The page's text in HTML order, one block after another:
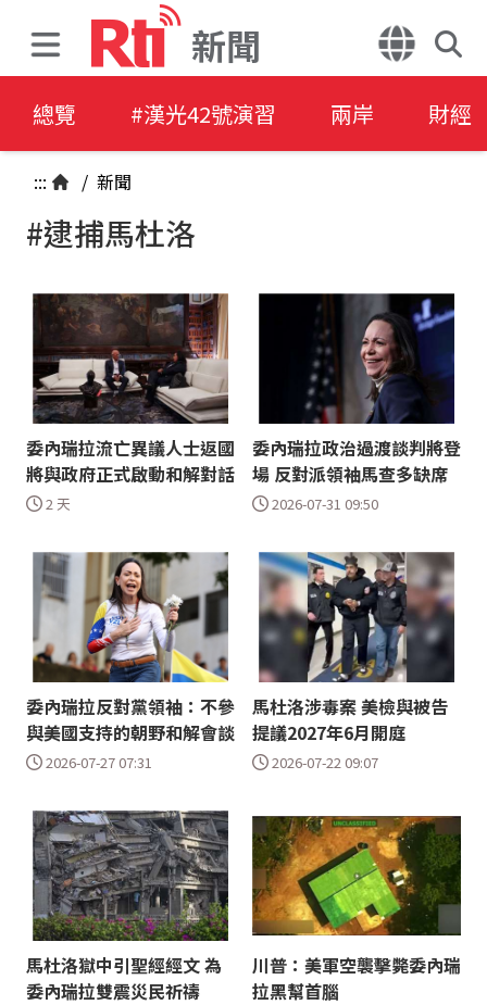
新聞
總覽 #漢光42號演習 兩岸 財經
::: / 新聞
#逮捕馬杜洛
委內瑞拉流亡異議人士返國
將與政府正式啟動和解對話
2 天
委內瑞拉政治過渡談判將登
場 反對派領袖馬查多缺席
2026-07-31 09:50
委內瑞拉反對黨領袖：不參
與美國支持的朝野和解會談
2026-07-27 07:31
馬杜洛涉毒案 美檢與被告
提議2027年6月開庭
2026-07-22 09:07
馬杜洛獄中引聖經經文 為
委內瑞拉雙震災民祈禱
川普：美軍空襲擊斃委內瑞
拉黑幫首腦